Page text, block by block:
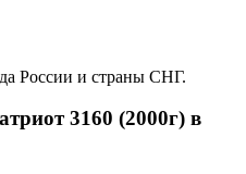
России и страны СНГ.
3160 (2000г) в